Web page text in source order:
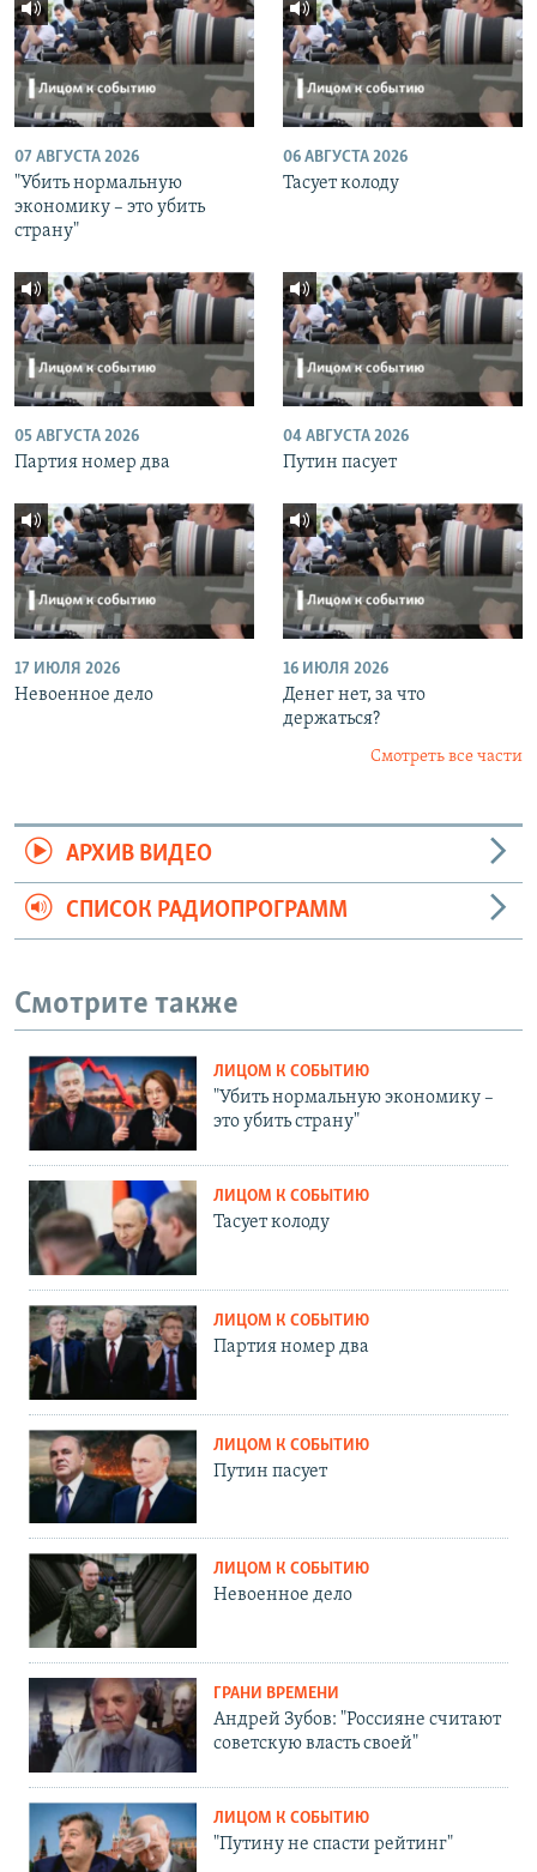
07 АВГУСТА 2026
"Убить нормальную
экономику – это убить
страну"
06 АВГУСТА 2026
Тасует колоду
05 АВГУСТА 2026
Партия номер два
04 АВГУСТА 2026
Путин пасует
17 ИЮЛЯ 2026
Невоенное дело
16 ИЮЛЯ 2026
Денег нет, за что
держаться?
Смотреть все части
АРХИВ ВИДЕО
СПИСОК РАДИОПРОГРАММ
Смотрите также
ЛИЦОМ К СОБЫТИЮ
"Убить нормальную экономику –
это убить страну"
ЛИЦОМ К СОБЫТИЮ
Тасует колоду
ЛИЦОМ К СОБЫТИЮ
Партия номер два
ЛИЦОМ К СОБЫТИЮ
Путин пасует
ЛИЦОМ К СОБЫТИЮ
Невоенное дело
ГРАНИ ВРЕМЕНИ
Андрей Зубов: "Россияне считают
советскую власть своей"
ЛИЦОМ К СОБЫТИЮ
"Путину не спасти рейтинг"